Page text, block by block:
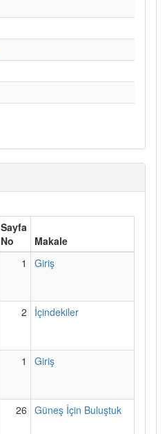
Sayfa
No
Makale
1 Giriş
2 İçindekiler
1 Giriş
26 Güneş İçin Buluştuk